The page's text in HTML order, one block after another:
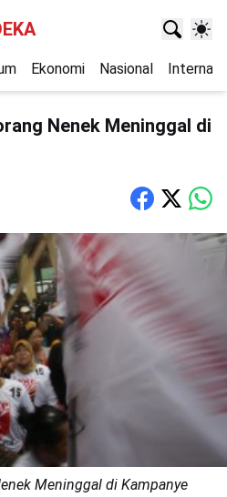
Ekonomi Nasional
Nenek Meninggal di
Meninggal di Kampanye